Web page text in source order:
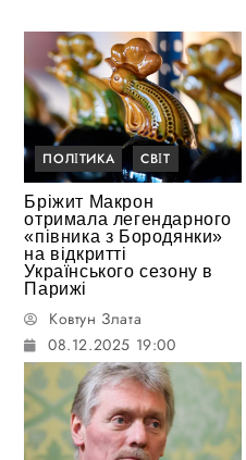
ПОЛІТИКА СВІТ
Бріжит Макрон
отримала легендарного
«півника з Бородянки»
на відкритті
Українського сезону в
Парижі
Ковтун Злата
08.12.2025 19:00